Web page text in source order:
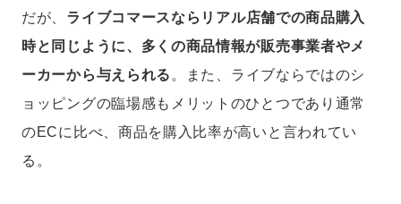
だが、 ライブコマースならリアル店舗での商品購入
時と同じように、多くの商品情報が販売事業者やメ
ーカーから与えられる 。また、ライブならではのシ
ョッピングの臨場感もメリットのひとつであり通常
のECに比べ、商品を購入比率が高いと言われてい
る。